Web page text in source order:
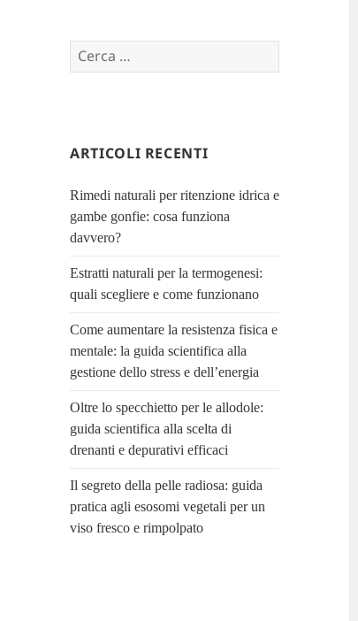
Ricerca
per:
ARTICOLI RECENTI
Rimedi naturali per ritenzione idrica e
gambe gonfie: cosa funziona
davvero?
Estratti naturali per la termogenesi:
quali scegliere e come funzionano
Come aumentare la resistenza fisica e
mentale: la guida scientifica alla
gestione dello stress e dell’energia
Oltre lo specchietto per le allodole:
guida scientifica alla scelta di
drenanti e depurativi efficaci
Il segreto della pelle radiosa: guida
pratica agli esosomi vegetali per un
viso fresco e rimpolpato